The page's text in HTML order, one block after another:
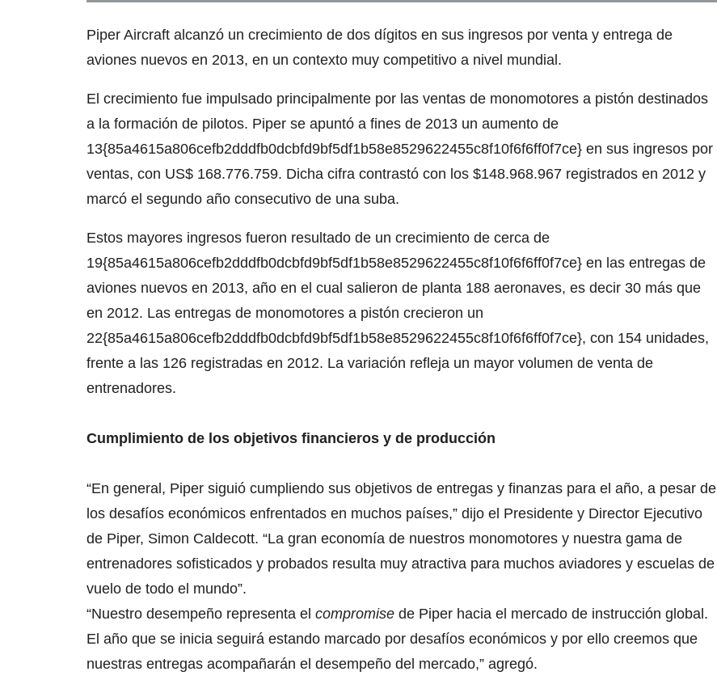
Piper Aircraft alcanzó un crecimiento de dos dígitos en sus ingresos por venta y entrega de
aviones nuevos en 2013, en un contexto muy competitivo a nivel mundial.
El crecimiento fue impulsado principalmente por las ventas de monomotores a pistón destinados
a la formación de pilotos. Piper se apuntó a fines de 2013 un aumento de
13{85a4615a806cefb2dddfb0dcbfd9bf5df1b58e8529622455c8f10f6f6ff0f7ce} en sus ingresos por
ventas, con US$ 168.776.759. Dicha cifra contrastó con los $148.968.967 registrados en 2012 y
marcó el segundo año consecutivo de una suba.
Estos mayores ingresos fueron resultado de un crecimiento de cerca de
19{85a4615a806cefb2dddfb0dcbfd9bf5df1b58e8529622455c8f10f6f6ff0f7ce} en las entregas de
aviones nuevos en 2013, año en el cual salieron de planta 188 aeronaves, es decir 30 más que
en 2012. Las entregas de monomotores a pistón crecieron un
22{85a4615a806cefb2dddfb0dcbfd9bf5df1b58e8529622455c8f10f6f6ff0f7ce}, con 154 unidades,
frente a las 126 registradas en 2012. La variación refleja un mayor volumen de venta de
entrenadores.
Cumplimiento de los objetivos financieros y de producción
“En general, Piper siguió cumpliendo sus objetivos de entregas y finanzas para el año, a pesar de
los desafíos económicos enfrentados en muchos países,” dijo el Presidente y Director Ejecutivo
de Piper, Simon Caldecott. “La gran economía de nuestros monomotores y nuestra gama de
entrenadores sofisticados y probados resulta muy atractiva para muchos aviadores y escuelas de
vuelo de todo el mundo”.
“Nuestro desempeño representa el compromise de Piper hacia el mercado de instrucción global.
El año que se inicia seguirá estando marcado por desafíos económicos y por ello creemos que
nuestras entregas acompañarán el desempeño del mercado,” agregó.